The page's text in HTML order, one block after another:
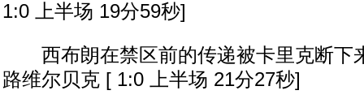
1:0 上半场 19分59秒]
西布朗在禁区前的传递被卡里克断下
路维尔贝克 [ 1:0 上半场 21分27秒]